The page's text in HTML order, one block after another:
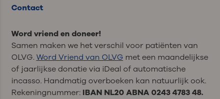
Contact
Word vriend en doneer!
Samen maken we het verschil voor patiënten van
OLVG.Word Vriend van OLVG met een maandelijkse
of jaarlijkse donatie via iDeal of automatische
incasso. Handmatig overboeken kan natuurlijk ook.
Rekeningnummer: IBAN NL20 ABNA 0243 4783 48.